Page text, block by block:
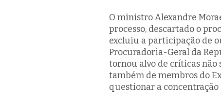
O ministro Alexandre
processo, descartado o
excluiu a participação de
Procuradoria-Geral da
tornou alvo de críticas não
também de membros do
questionar a concentração